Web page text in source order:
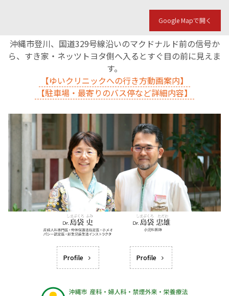
Google Mapで開く
沖縄市登川、国道329号線沿いのマクドナルド前の信号か
ら、すき家・ネッツトヨタ側へ入るとすぐ目の前に見えま
す。
【ゆいクリニックへの行き方動画案内】
【駐車場・最寄りのバス停など詳細内容】
Profile Profile